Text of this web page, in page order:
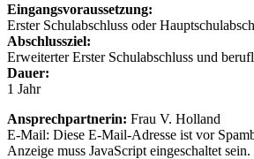
Eingangsvoraussetzung:
Erster Schulabschluss oder
Abschlussziel:
Erweiterter Erster Schulabschluss und
Dauer:
1 Jahr
Ansprechpartnerin: Frau V. Holland
E-Mail: Diese E-Mail-Adresse ist vor
Anzeige muss JavaScript eingeschaltet sein.